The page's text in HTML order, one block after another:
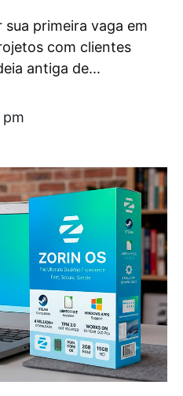
primeira vaga em
com clientes
antiga de...
pm